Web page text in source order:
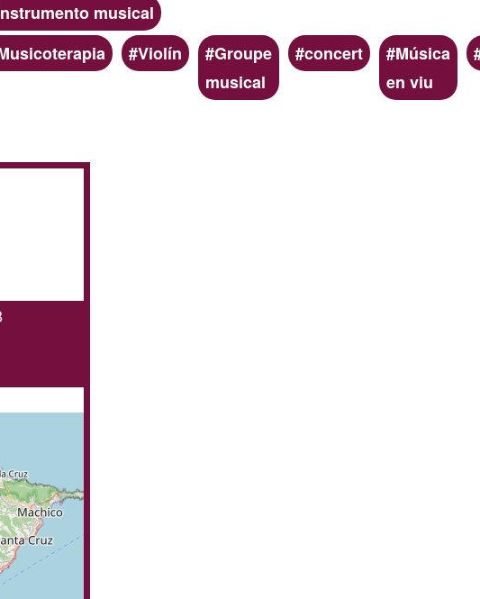
musical
Violín
Groupe
musical
concert
Música
en viu